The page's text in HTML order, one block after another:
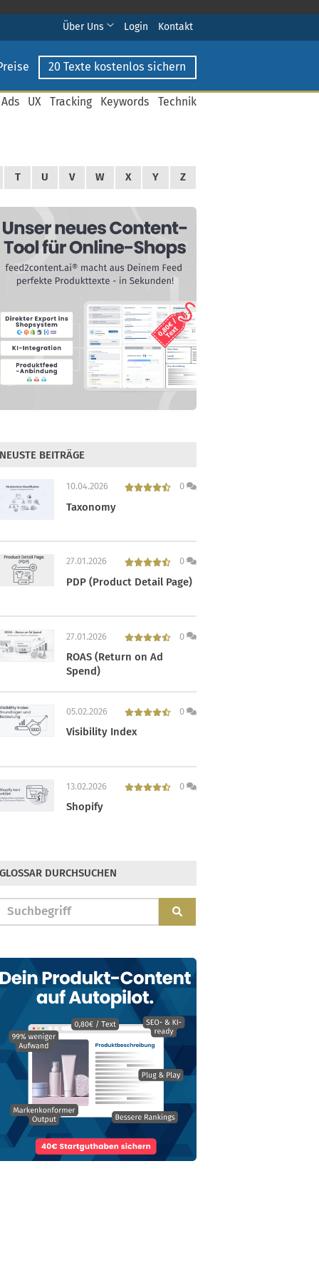
Über Uns Login Kontakt
20 Texte kostenlos sichern
UX Tracking Keywords Technik
T U V W X Y Z
NEUSTE BEITRÄGE
10.04.2026 0
Taxonomy
27.01.2026 0
PDP (Product Detail Page)
27.01.2026 0
ROAS (Return on Ad
Spend)
05.02.2026 0
Visibility Index
13.02.2026 0
Shopify
GLOSSAR DURCHSUCHEN